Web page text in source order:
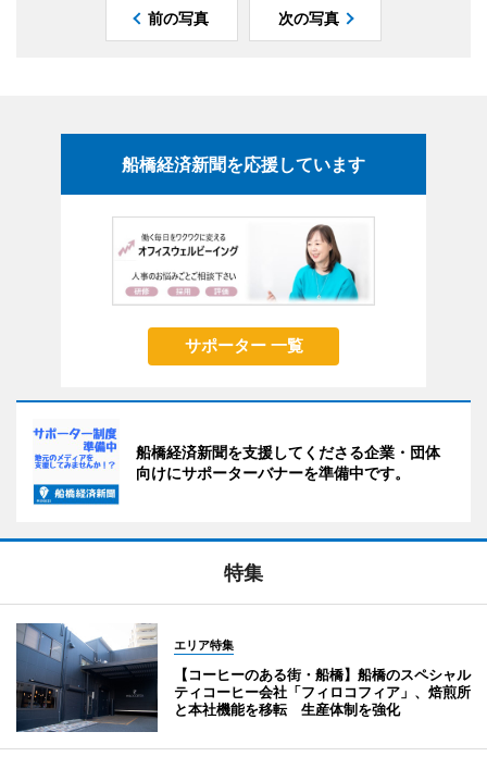
前の写真 次の写真
船橋経済新聞を応援しています
サポーター 一覧
船橋経済新聞を支援してくださる企業・団体
向けにサポーターバナーを準備中です。
特集
エリア特集
【コーヒーのある街・船橋】船橋のスペシャル
ティコーヒー会社「フィロコフィア」、焙煎所
と本社機能を移転 生産体制を強化